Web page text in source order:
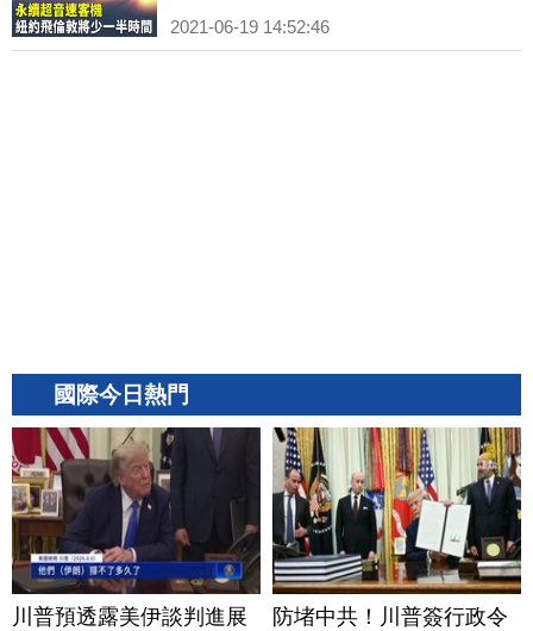
2021-06-19 14:52:46
國際今日熱門
川普預透露美伊談判進展
防堵中共！川普簽行政令